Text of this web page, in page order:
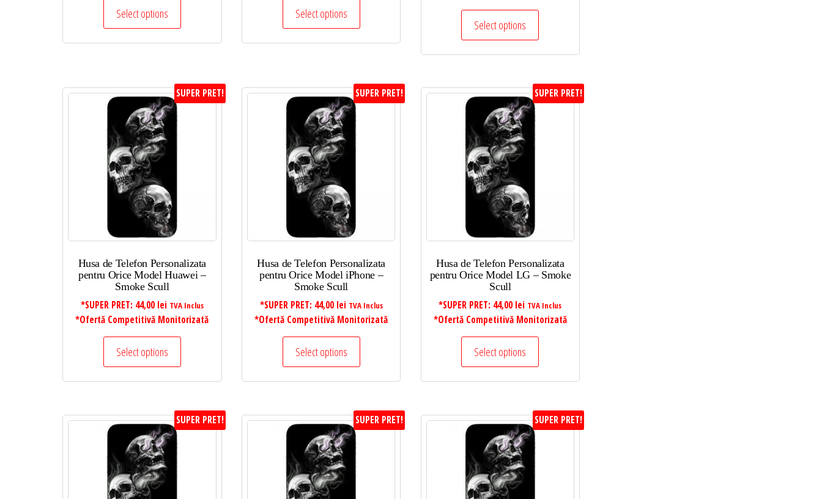
Select options Select options
Select options
SUPER PRET!
Husa de Telefon Personalizata
pentru Orice Model Huawei –
Smoke Scull
*SUPER PRET: 44,00 lei TVA Inclus
*Ofertă Competitivă Monitorizată
Select options
SUPER PRET!
Husa de Telefon Personalizata
pentru Orice Model iPhone –
Smoke Scull
*SUPER PRET: 44,00 lei TVA Inclus
*Ofertă Competitivă Monitorizată
Select options
SUPER PRET!
Husa de Telefon Personalizata
pentru Orice Model LG – Smoke
Scull
*SUPER PRET: 44,00 lei TVA Inclus
*Ofertă Competitivă Monitorizată
Select options
SUPER PRET! SUPER PRET! SUPER PRET!